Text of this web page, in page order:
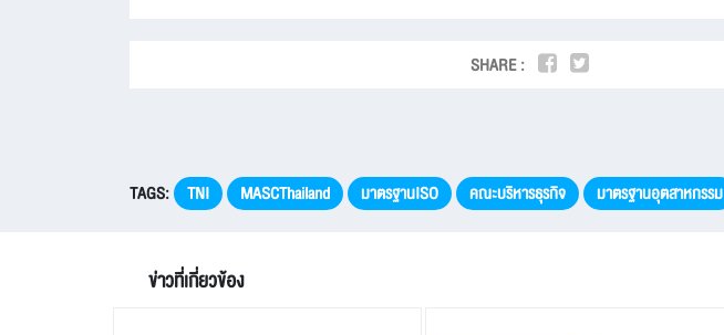
SHARE :
TAGS: TNI MASCThailand มาตรฐานISO คณะบริหารธุรกิจ มาตรฐานอุตสาหกรรม
ข่าวที่เกี่ยวข้อง